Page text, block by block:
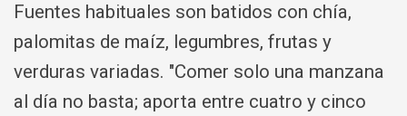
Fuentes habituales son batidos con chía,
palomitas de maíz, legumbres, frutas y
verduras variadas. "Comer solo una manzana
al día no basta; aporta entre cuatro y cinco